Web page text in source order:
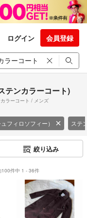
ログイン 会員登録
テンカラーコート)
ラーコート / メンズ
フィロソフィー） ステ
絞り込み
100件中 1 - 36件